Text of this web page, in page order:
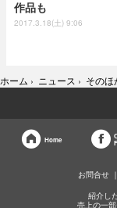
作品も
2017.3.18(土) 9:06
ホーム › ニュース › そのほ
Home
お問合せ
紹介し
売上の一